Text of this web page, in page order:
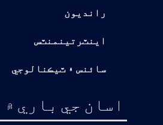
رانديون
اينٽرتينمنٽس
سائنس ۽ ٽيڪنالوجي
اسان جي باري ۾